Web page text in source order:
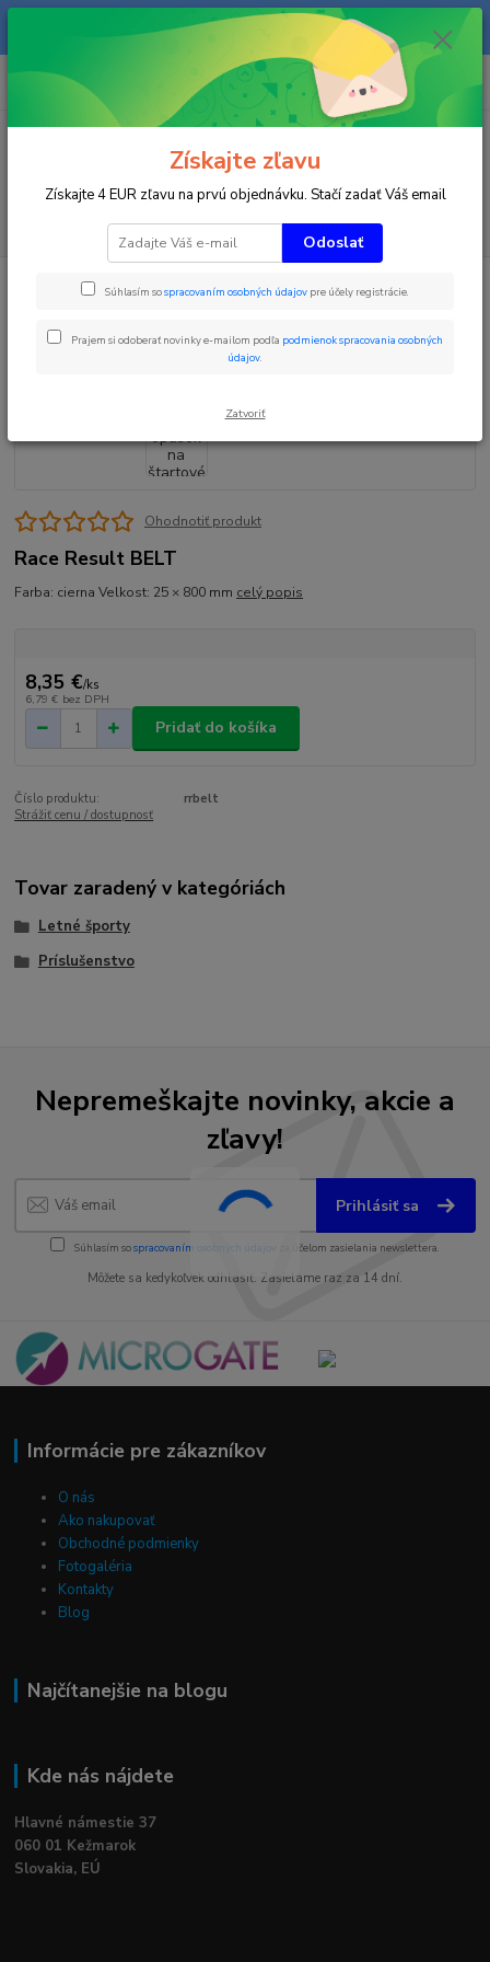
Na našom eshope sa priebežne pracuje a tovar sa priebežne dopĺňa. radi
Vás obslúžime i telefonicky na +421 911 906 066.
+421903906066
(Po-Pia, 9-16 hod.)
Letné športy
BELT- opasok na štartové čísla
Ohodnotiť produkt
Race Result BELT
Farba: cierna Velkost: 25 × 800 mm celý popis
8,35 €/ks
6,79 € bez DPH
Pridať do košíka
Číslo produktu:
rrbelt
Strážiť cenu / dostupnosť
Tovar zaradený v kategóriách
Letné športy
Príslušenstvo
Nepremeškajte novinky, akcie a
zľavy!
Prihlásiť sa
Súhlasím sospracovaním osobných údajov za účelom zasielania newslettera.
Môžete sa kedykoľvek odhlásiť. Zasielame raz za 14 dní.
Informácie pre zákazníkov
O nás
Ako nakupovať
Obchodné podmienky
Fotogaléria
Kontakty
Blog
Najčítanejšie na blogu
Kde nás nájdete
Hlavné námestie 37
060 01 Kežmarok
Slovakia, EÚ
Získajte zľavu
Získajte 4 EUR zľavu na prvú objednávku. Stačí zadať Váš email
Odoslať
Súhlasím sospracovaním osobných údajov pre účely registrácie.
Prajem si odoberať novinky e-mailom podľa podmienok spracovania osobných
údajov
Zatvoriť